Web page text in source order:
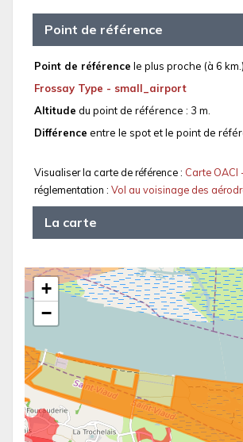
Point de référence
Point de référence le plus proche (à 6
Frossay Type - small_airport
Altitude du point de référence : 3 m.
Différence entre le spot et le point de
Visualiser la carte de référence : Carte OACI
réglementation : Vol au voisinage des
La carte